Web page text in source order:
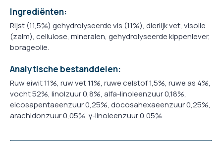
Ingrediënten:
Rijst (11,5%) gehydrolyseerde vis (11%), dierlijk vet, visolie
(zalm), cellulose, mineralen, gehydrolyseerde kippenlever,
borageolie.
Analytische bestanddelen:
Ruw eiwit 11%, ruw vet 11%, ruwe celstof 1,5%, ruwe as 4%,
vocht 52%, linolzuur 0,8%, alfa-linoleenzuur 0,18%,
eicosapentaeenzuur 0,25%, docosahexaeenzuur 0,25%,
arachidonzuur 0,05%, γ-linoleenzuur 0,05%.